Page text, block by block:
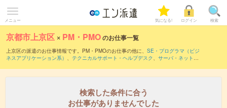
メニュー 気になる! ログイン 検索
京都市上京区 × PM・PMOのお仕事一覧
上京区の派遣のお仕事情報です。PM・PMOのお仕事の他に、 SE・プログラマ（ビジ
ネスアプリケーション系） 、 テクニカルサポート・ヘルプデスク 、 サーバ・ネットワ
事とは？とは？
検索した条件に合う
お仕事がありませんでした